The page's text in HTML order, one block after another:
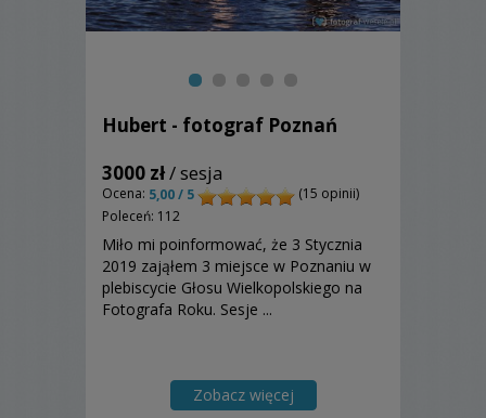
Hubert - fotograf Poznań
3000 zł/ sesja
Ocena: 5,00 / 5
(15 opinii)
Poleceń: 112
Miło mi poinformować, że 3 Stycznia
2019 zająłem 3 miejsce w Poznaniu w
plebiscycie Głosu Wielkopolskiego na
Fotografa Roku. Sesje ...
Zobacz więcej